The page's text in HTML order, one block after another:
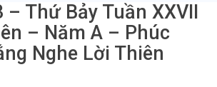
– Thứ Bảy Tuần XXVII
– Năm A – Phúc
Nghe Lời Thiên